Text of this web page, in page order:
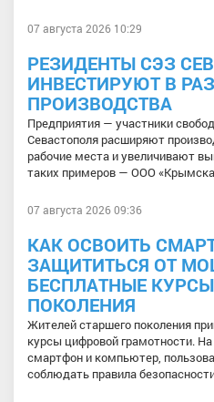
07 августа 2026 10:29
РЕЗИДЕНТЫ СЭЗ
ИНВЕСТИРУЮТ В
ПРОИЗВОДСТВА
Предприятия — участники
Севастополя расширяют
рабочие места и увеличивают
таких примеров — ООО
07 августа 2026 09:36
КАК ОСВОИТЬ
ЗАЩИТИТЬСЯ ОТ
БЕСПЛАТНЫЕ
ПОКОЛЕНИЯ
Жителей старшего поколения
курсы цифровой грамотности.
смартфон и компьютер,
соблюдать правила